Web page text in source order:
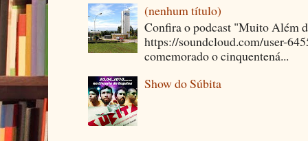
(nenhum título)
Confira o podcast "Muito Além
https://soundcloud.com/user-
comemorado o cinquentená...
Show do Súbita